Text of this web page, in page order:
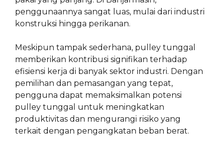
penggunaannya sangat luas, mulai dari industri
konstruksi hingga perikanan.
Meskipun tampak sederhana, pulley tunggal
memberikan kontribusi signifikan terhadap
efisiensi kerja di banyak sektor industri. Dengan
pemilihan dan pemasangan yang tepat,
pengguna dapat memaksimalkan potensi
pulley tunggal untuk meningkatkan
produktivitas dan mengurangi risiko yang
terkait dengan pengangkatan beban berat.